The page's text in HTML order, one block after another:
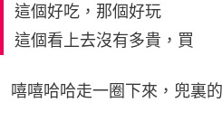
這個好吃，那個好玩
這個看上去沒有多貴，買
嘻嘻哈哈走一圈下來，兜裏